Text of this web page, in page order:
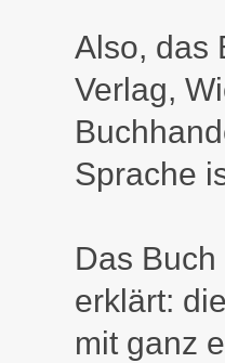
Also, das
Verlag,
Sprache
Das
erklärt:
mit ganz